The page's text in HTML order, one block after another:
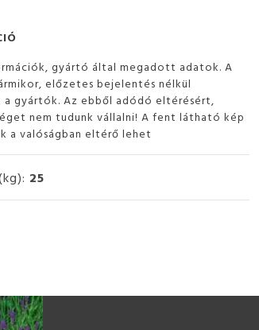
gyártó által megadott adatok. A
előzetes bejelentés nélkül
gyártók. Az ebből adódó eltérésért,
nem tudunk vállalni! A fent látható kép
a valóságban eltérő lehet
25